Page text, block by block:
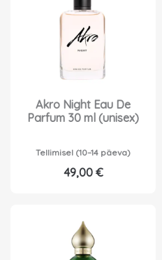
Akro Night Eau De
Parfum 30 ml (unisex)
Tellimisel (10–14 päeva)
49,00 €